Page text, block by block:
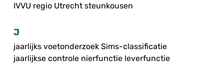
IVVU regio Utrecht steunkousen
J
jaarlijks voetonderzoek Sims-classificatie
jaarlijkse controle nierfunctie leverfunctie